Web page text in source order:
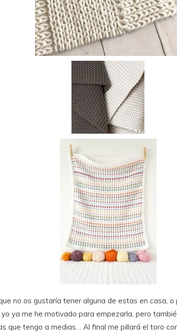
no os gustaría tener alguna de estas en casa, o
ya me he motivado para empezarla, pero
que tengo a medias… Al final me pillará el toro